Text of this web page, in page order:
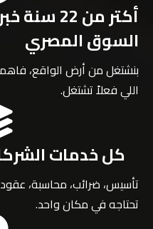
أكتر من
السوق المصري
بنشتغل من أرض الواقع،
اللي فعلاً تشتغل.
كل خدمات
تأسيس، ضرائب، محاسبة،
تحتاجه في مكان واحد.